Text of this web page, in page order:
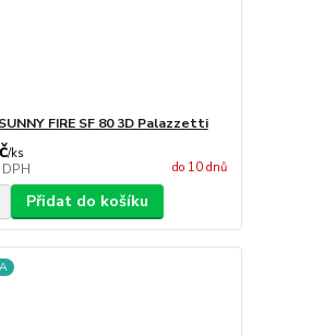
FIRE SF 80 3D Palazzetti
/ks
do 10 dnů
Přidat do košíku